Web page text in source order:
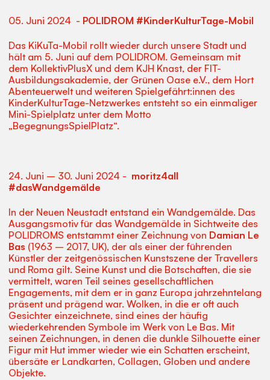
05. Juni 2024 - POLIDROM #KinderKulturTage-Mobil
Das KiKuTa-Mobil rollt wieder durch unsere Stadt und
hält am 5. Juni auf dem POLIDROM. Gemeinsam mit
dem KollektivPlusX und dem KJH Knast, der FIT-
Ausbildungsakademie, der Grünen Oase e.V., dem Hort
Abenteuerwelt und weiteren Spielgefährt:innen des
KinderKulturTage-Netzwerkes entsteht so ein einmaliger
Mini-Spielplatz unter dem Motto
„BegegnungsSpielPlatz“.
24. Juni – 30. Juni 2024 - moritz4all
#dasWandgemälde
In der Neuen Neustadt entstand ein Wandgemälde. Das
Ausgangsmotiv für das Wandgemälde in Sichtweite des
POLIDROMS entstammt einer Zeichnung von Damian Le
Bas (1963 – 2017, UK), der als einer der führenden
Künstler der zeitgenössischen Kunstszene der Travellers
und Roma gilt. Seine Kunst und die Botschaften, die sie
vermittelt, waren Teil seines gesellschaftlichen
Engagements, mit dem er in ganz Europa jahrzehntelang
präsent und prägend war. Wolken, in die er oft auch
Gesichter einzeichnete, sind eines der häufig
wiederkehrenden Symbole im Werk von Le Bas. Mit
seinen Zeichnungen, in denen die dunkle Silhouette einer
Figur mit Hut immer wieder wie ein Schatten erscheint,
übersäte er Landkarten, Collagen, Globen und andere
Objekte.